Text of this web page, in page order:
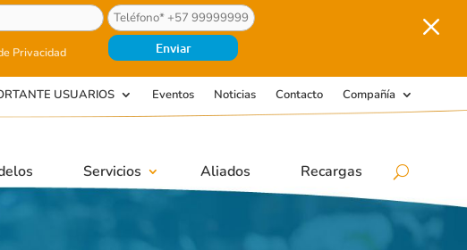
Privacidad
M
USUARIOS Eventos Noticias Contacto Compañía
Servicios Aliados Recargas